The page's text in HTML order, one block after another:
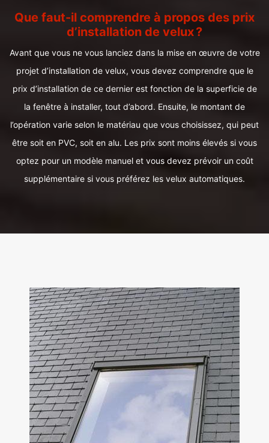
Que faut-il comprendre à propos des prix
d’installation de velux ?
Avant que vous ne vous lanciez dans la mise en œuvre de votre
projet d’installation de velux, vous devez comprendre que le
prix d’installation de ce dernier est fonction de la superficie de
la fenêtre à installer, tout d’abord. Ensuite, le montant de
l’opération varie selon le matériau que vous choisissez, qui peut
être soit en PVC, soit en alu. Les prix sont moins élevés si vous
optez pour un modèle manuel et vous devez prévoir un coût
supplémentaire si vous préférez les velux automatiques.